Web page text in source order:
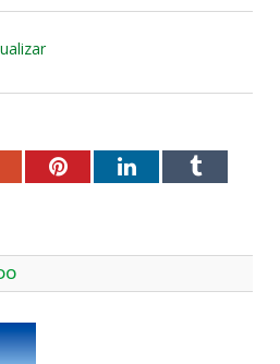
PinterestLinkedInTumblr